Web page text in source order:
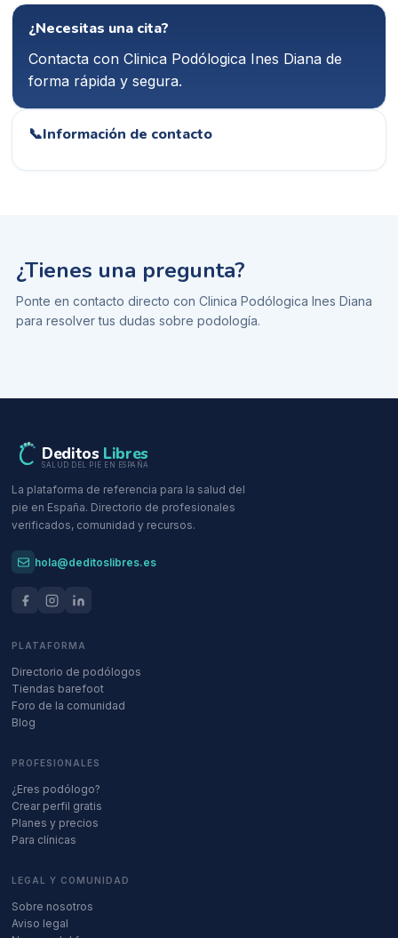
¿Necesitas una cita?
Contacta conClinica Podólogica Ines Diana de
forma rápida y segura.
📞Información de contacto
¿Tienes una pregunta?
Ponte en contacto directo con Clinica Podólogica Ines Diana
para resolver tus dudas sobre podología.
Deditos Libres
SALUD DEL PIE EN ESPAÑA
La plataforma de referencia para la salud del
pie en España. Directorio de profesionales
verificados, comunidad y recursos.
hola@deditoslibres.es
PLATAFORMA
Directorio de podólogos
Tiendas barefoot
Foro de la comunidad
Blog
PROFESIONALES
¿Eres podólogo?
Crear perfil gratis
Planes y precios
Para clínicas
LEGAL Y COMUNIDAD
Sobre nosotros
Aviso legal